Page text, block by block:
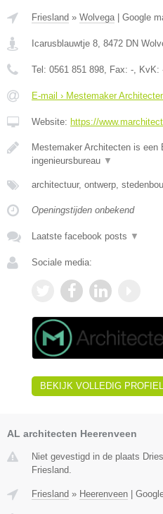
Friesland » Wolvega| Google
Icarusblauwtje 8, 8472 DN
Tel: 0561 851 898, Fax: -, KvK:
E-mail › Mestemaker
Website: https://
Mestemaker Architecten is een
ingenieursbureau ▼
architectuur, ontwerp,
Openingstijden onbekend
Laatste facebook posts ▼
Sociale media:
BEKIJK VOLLEDIG PROFIEL
AL architecten Heerenveen
Niet gevestigd in de plaats
Friesland.
Friesland » Heerenveen